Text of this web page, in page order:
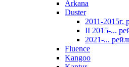
Arkana
Duster
2011-2015г.
II 2015-...
2021-...
Fluence
Kangoo